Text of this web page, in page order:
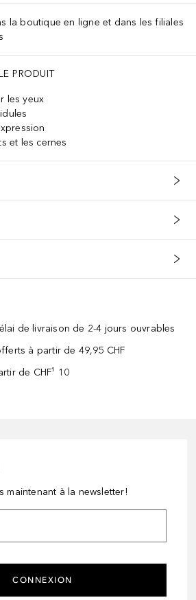
la boutique en ligne et dans les filiales
PRODUIT
les yeux
et les cernes
de livraison de 2-4 jours ouvrables
à partir de 49,95 CHF
de CHF¹ 10
maintenant à la newsletter!
CONNEXION